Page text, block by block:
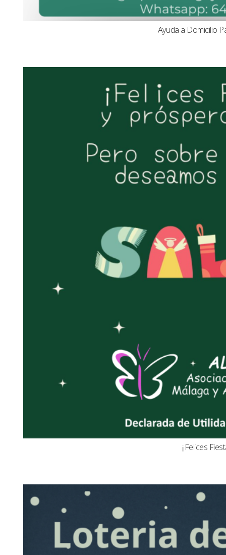
Ayuda a Domicilio
¡¡Felices